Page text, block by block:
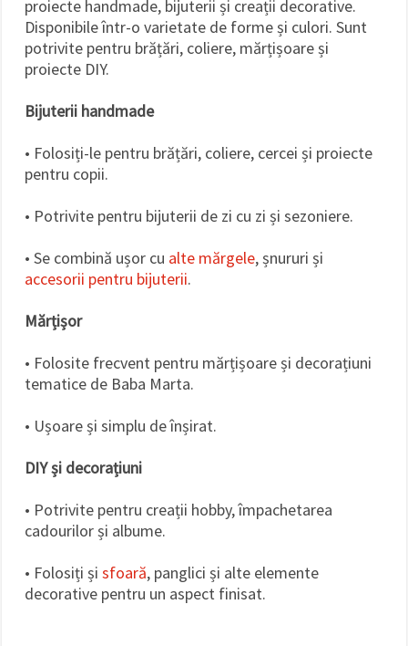
proiecte handmade, bijuterii și creații decorative.
Disponibile într-o varietate de forme și culori. Sunt
potrivite pentru brățări, coliere, mărțișoare și
proiecte DIY.
Bijuterii handmade
• Folosiți-le pentru brățări, coliere, cercei și proiecte
pentru copii.
• Potrivite pentru bijuterii de zi cu zi și sezoniere.
• Se combină ușor cu alte mărgele, șnururi și
accesorii pentru bijuterii.
Mărțișor
• Folosite frecvent pentru mărțișoare și decorațiuni
tematice de Baba Marta.
• Ușoare și simplu de înșirat.
DIY și decorațiuni
• Potrivite pentru creații hobby, împachetarea
cadourilor și albume.
• Folosiți și sfoară, panglici și alte elemente
decorative pentru un aspect finisat.